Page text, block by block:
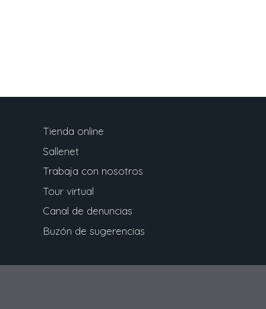
Tienda online
Sallenet
Trabaja con nosotros
Tour virtual
Canal de denuncias
Buzón de sugerencias